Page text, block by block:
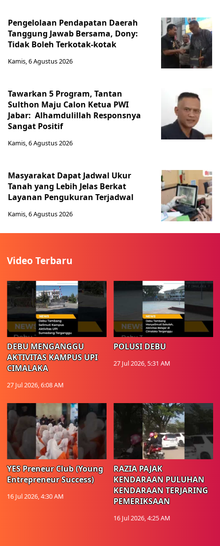
Pengelolaan Pendapatan Daerah
Tanggung Jawab Bersama, Dony:
Tidak Boleh Terkotak-kotak
Kamis, 6 Agustus 2026
Tawarkan 5 Program, Tantan
Sulthon Maju Calon Ketua PWI
Jabar: Alhamdulillah Responsnya
Sangat Positif
Kamis, 6 Agustus 2026
Masyarakat Dapat Jadwal Ukur
Tanah yang Lebih Jelas Berkat
Layanan Pengukuran Terjadwal
Kamis, 6 Agustus 2026
Video Terbaru
DEBU MENGANGGU
AKTIVITAS KAMPUS UPI
CIMALAKA
27 Jul 2026, 6:08 AM
POLUSI DEBU
27 Jul 2026, 5:31 AM
YES Preneur Club (Young
Entrepreneur Success)
16 Jul 2026, 4:30 AM
RAZIA PAJAK
KENDARAAN PULUHAN
KENDARAAN TERJARING
PEMERIKSAAN
16 Jul 2026, 4:25 AM